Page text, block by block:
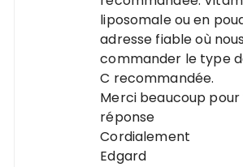
liposomale ou en
adresse fiable où
commander le type
C recommandée.
Merci beaucoup
réponse
Cordialement
Edgard